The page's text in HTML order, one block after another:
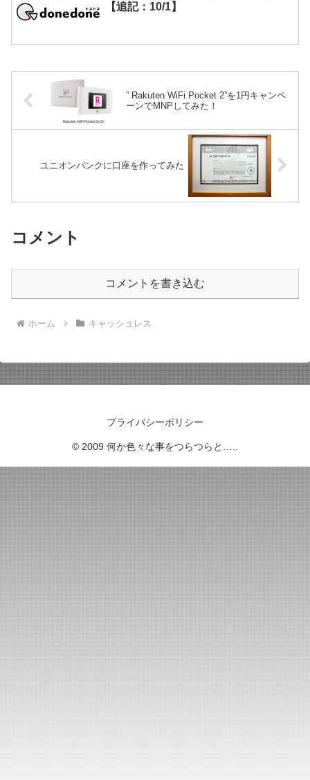
【追記：10/1】
” Rakuten WiFi Pocket 2”を1円キャンペ
ーンでMNPしてみた！
ユニオンバンクに口座を作ってみた
コメント
コメントを書き込む
ホーム キャッシュレス
プライバシーポリシー
© 2009 何か色々な事をつらつらと…..